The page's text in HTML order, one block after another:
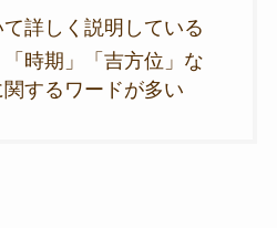
詳しく説明している
「時期」「吉方位」な
するワードが多い